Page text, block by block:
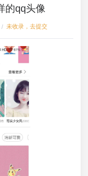
的qq头像
/ 未收录，去提交